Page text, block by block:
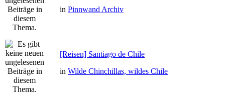
in Pinnwand Archiv
[Reisen] Santiago de Chile
in Wilde Chinchillas, wildes Chile